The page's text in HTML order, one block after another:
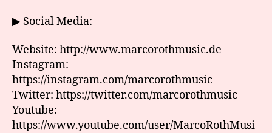
▶ Social Media:
Website: http://www.marcorothmusic.de
Instagram:
https://instagram.com/marcorothmusic
Twitter: https://twitter.com/marcorothmusic
Youtube:
https://www.youtube.com/user/MarcoRothMusi